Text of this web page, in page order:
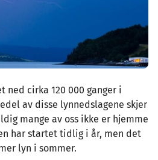
ned cirka 120 000 ganger i
av disse lynnedslagene skjer
mange av oss ikke er hjemme
har startet tidlig i år, men det
lyn i sommer.